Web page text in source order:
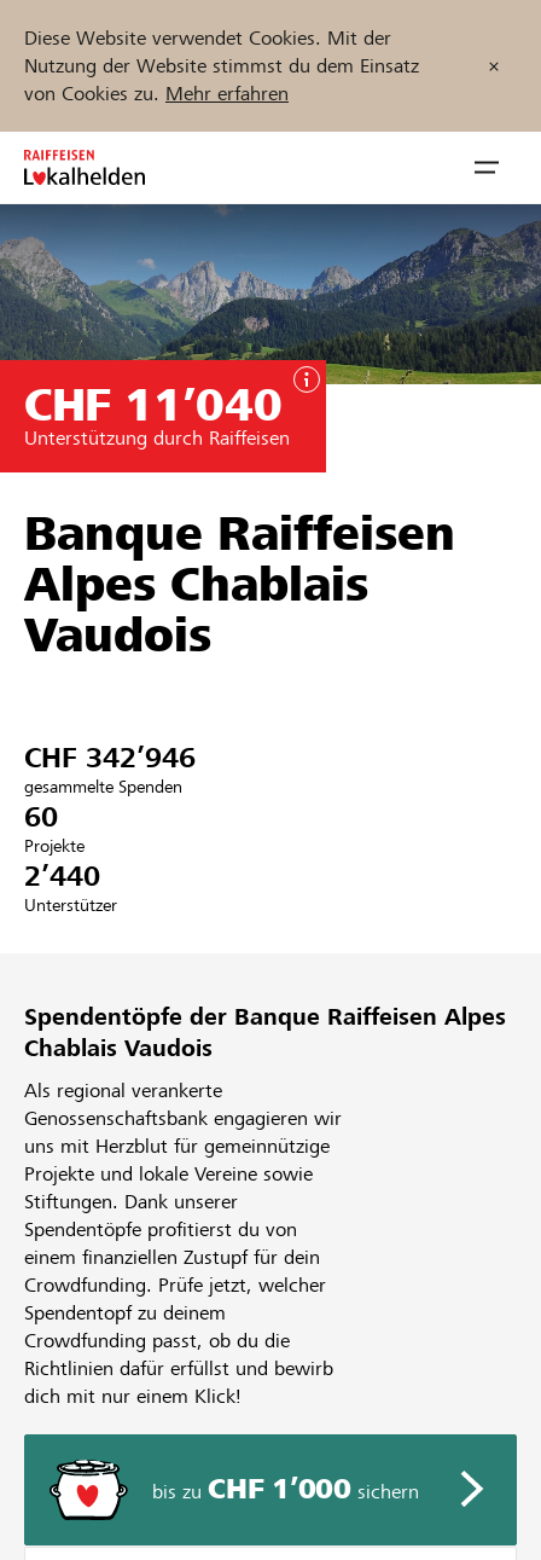
Diese Website verwendet Cookies. Mit der
Nutzung der Website stimmst du dem Einsatz
von Cookies zu. Mehr erfahren
Zum
Inhalt
springen
öffnen
Unterstützen
Hilfe & Support
Partner / Raiffeisenbank
Registrieren
Projekte und Organisationen finden
Jetzt starten
DE FR
CHF 11’040
Unterstützung durch Raiffeisen
Banque Raiffeisen
Alpes Chablais
Vaudois
CHF 342’946
gesammelte Spenden
60
Projekte
2’440
Unterstützer
Spendentöpfe der Banque Raiffeisen Alpes
Chablais Vaudois
Als regional verankerte
Genossenschaftsbank engagieren wir
uns mit Herzblut für gemeinnützige
Projekte und lokale Vereine sowie
Stiftungen. Dank unserer
Spendentöpfe profitierst du von
einem finanziellen Zustupf für dein
Crowdfunding. Prüfe jetzt, welcher
Spendentopf zu deinem
Crowdfunding passt, ob du die
Richtlinien dafür erfüllst und bewirb
dich mit nur einem Klick!
bis zu CHF 1’000sichern